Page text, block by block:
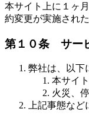
本サイト上に１ヶ
約変更が実施され
第１０条 サー
弊社は、以下
本サイ
火災、
上記事態な